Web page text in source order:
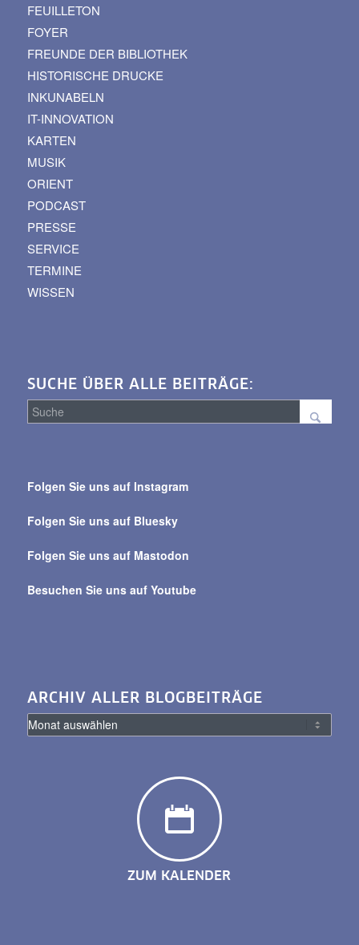
FEUILLETON
FOYER
FREUNDE DER BIBLIOTHEK
HISTORISCHE DRUCKE
INKUNABELN
IT-INNOVATION
KARTEN
MUSIK
ORIENT
PODCAST
PRESSE
SERVICE
TERMINE
WISSEN
SUCHE ÜBER ALLE BEITRÄGE:
alle
Folgen Sie uns auf Instagram
Folgen Sie uns auf Bluesky
Folgen Sie uns auf Mastodon
Besuchen Sie uns auf Youtube
ARCHIV ALLER BLOGBEITRÄGE
ZUM KALENDER